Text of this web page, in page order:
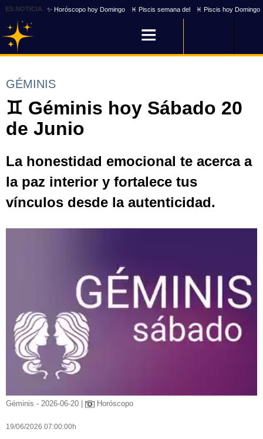
ES NOTICIA ✨ Horóscopo hoy Domingo ♓ Piscis semana del ♓ Piscis hoy Domingo
GÉMINIS
♊ Géminis hoy Sábado 20
de Junio
La honestidad emocional te acerca a
la paz interior y fortalece tus
vínculos desde la autenticidad.
Géminis - 2026-06-20 | Horóscopo
19/06/2026 07:00:00h